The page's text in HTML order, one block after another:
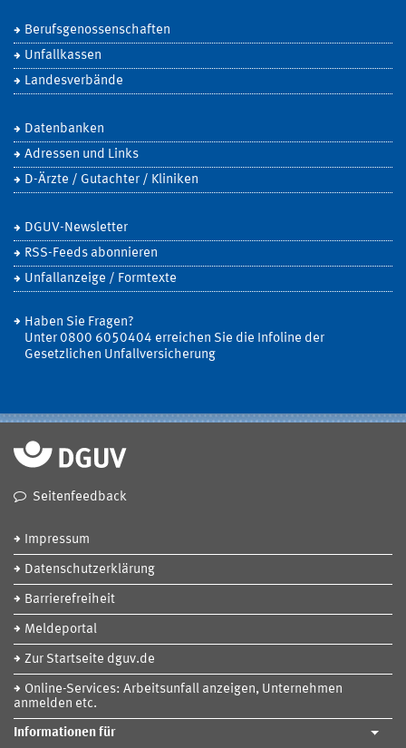
Berufsgenossenschaften
Unfallkassen
Landesverbände
Datenbanken
Adressen und Links
D-Ärzte / Gutachter / Kliniken
DGUV-Newsletter
RSS-Feeds abonnieren
Unfallanzeige / Formtexte
Haben Sie Fragen?
Unter 0800 6050404 erreichen Sie die Infoline der
Gesetzlichen Unfallversicherung
Seitenfeedback
Impressum
Datenschutzerklärung
Barrierefreiheit
Meldeportal
Zur Startseite dguv.de
Online-Services: Arbeitsunfall anzeigen, Unternehmen
anmelden etc.
Informationen für